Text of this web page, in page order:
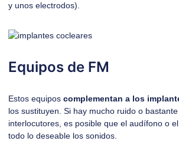
y unos electrodos).
Equipos de FM
Estos equipos complementan a los
los sustituyen. Si hay mucho ruido o
interlocutores, es posible que el audífono o
todo lo deseable los sonidos.